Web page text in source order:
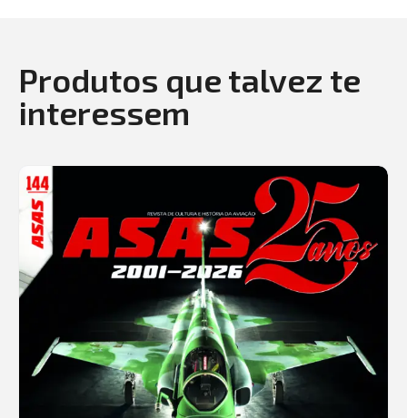
Produtos que talvez te
interessem